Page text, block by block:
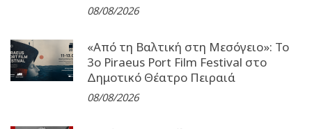
08/08/2026
«Από τη Βαλτική στη Μεσόγειο»: Το
3o Piraeus Port Film Festival στο
Δημοτικό Θέατρο Πειραιά
08/08/2026